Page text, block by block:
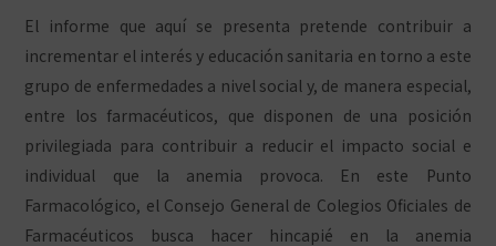
El informe que aquí se presenta pretende contribuir a
incrementar el interés y educación sanitaria en torno a este
grupo de enfermedades a nivel social y, de manera especial,
entre los farmacéuticos, que disponen de una posición
privilegiada para contribuir a reducir el impacto social e
individual que la anemia provoca. En este Punto
Farmacológico, el Consejo General de Colegios Oficiales de
Farmacéuticos busca hacer hincapié en la anemia